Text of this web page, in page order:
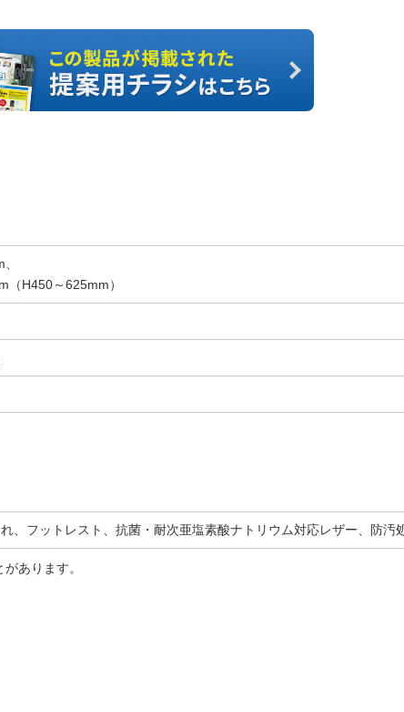
（H450～625mm）
、フットレスト、抗菌・耐次亜塩素酸ナトリウム対応レザー、防汚
あります。